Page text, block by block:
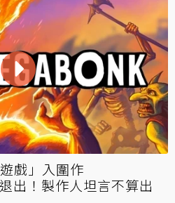
戲」入圍作
出！製作人坦言不算出